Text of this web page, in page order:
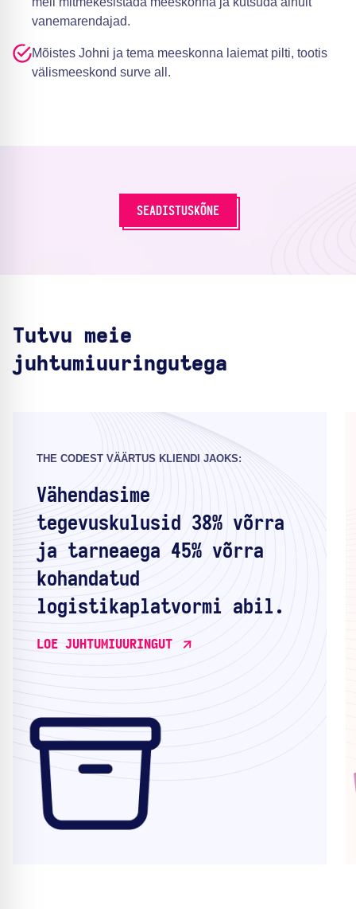
vanemarendajad.
Mõistes Johni ja tema meeskonna laiemat pilti, tootis
välismeeskond surve all.
SEADISTUSKÕNE
Tutvu meie
juhtumiuuringutega
THE CODEST VÄÄRTUS KLIENDI JAOKS:
Vähendasime
tegevuskulusid 38% võrra
ja tarneaega 45% võrra
kohandatud
logistikaplatvormi abil.
LOE JUHTUMIUURINGUT